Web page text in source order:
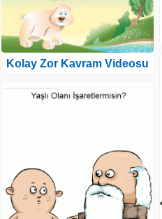
Kolay Zor Kavram Videosu